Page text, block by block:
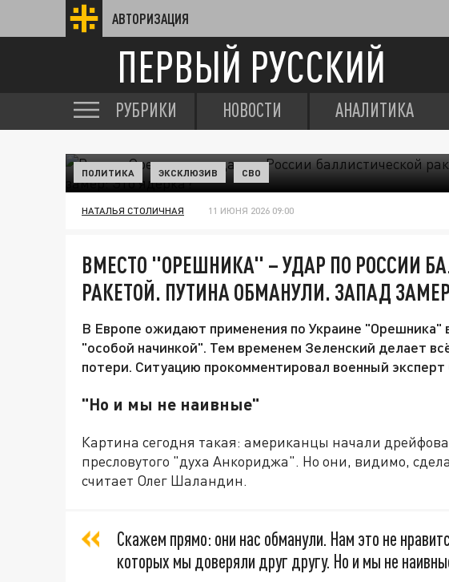
АВТОРИЗАЦИЯ
ПЕРВЫЙ РУССКИЙ
РУБРИКИ НОВОСТИ АНАЛИТИКА
ПОЛИТИКА ЭКСКЛЮЗИВ СВО
НАТАЛЬЯ СТОЛИЧНАЯ 11 ИЮНЯ 2026 09:00
ВМЕСТО "ОРЕШНИКА" – УДАР ПО РОССИИ
РАКЕТОЙ. ПУТИНА ОБМАНУЛИ. ЗАПАД
В Европе ожидают применения по Украине "Орешника"
"особой начинкой". Тем временем Зеленский делает
потери. Ситуацию прокомментировал военный
"Но и мы не наивные"
Картина сегодня такая: американцы начали
пресловутого "духа Анкориджа". Но они, видимо,
считает Олег Шаландин.
Скажем прямо: они нас обманули. Нам это не
которых мы доверяли друг другу. Но и мы не